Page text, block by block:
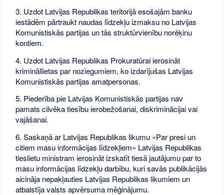
3. Uzdot Latvijas Republikas teritorijā esošajām banku
iestādēm pārtraukt naudas līdzekļu izmaksu no Latvijas
Komunistiskās partijas un tās struktūrvienību norēķinu
kontiem.
4. Uzdot Latvijas Republikas Prokuratūrai ierosināt
krimināllietas par noziegumiem, ko izdarījušas Latvijas
Komunistiskās partijas amatpersonas.
5. Piederība pie Latvijas Komunistiskās partijas nav
pamats cilvēka tiesību ierobežošanai, diskriminācijai vai
vajāšanai.
6. Saskaņā ar Latvijas Republikas likumu «Par presi un
citiem masu informācijas līdzekļiem» Latvijas Republikas
tieslietu ministram ierosināt izskatīt tiesā jautājumu par to
masu informācijas līdzekļu darbību, kuri savās publikācijās
aicināja nepakļauties Latvijas Republikas likumiem un
atbalstīja valsts apvērsuma mēģinājumu.